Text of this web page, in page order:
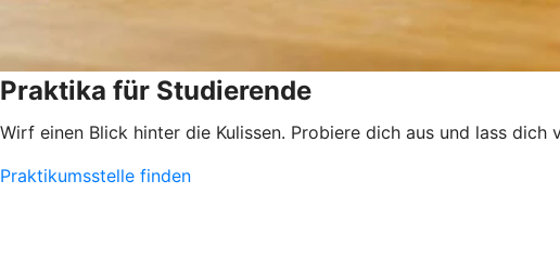
Praktika für Studierende
Wirf einen Blick hinter die Kulissen. Probiere dich aus und lass
Praktikumsstelle finden